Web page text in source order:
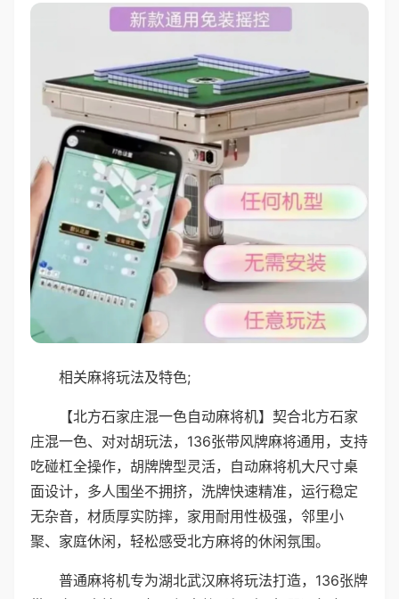
相关麻将玩法及特色;
【北方石家庄混一色自动麻将机】契合北方石家
庄混一色、对对胡玩法，136张带风牌麻将通用，支持
吃碰杠全操作，胡牌牌型灵活，自动麻将机大尺寸桌
面设计，多人围坐不拥挤，洗牌快速精准，运行稳定
无杂音，材质厚实防摔，家用耐用性极强，邻里小
聚、家庭休闲，轻松感受北方麻将的休闲氛围。
普通麻将机专为湖北武汉麻将玩法打造，136张牌